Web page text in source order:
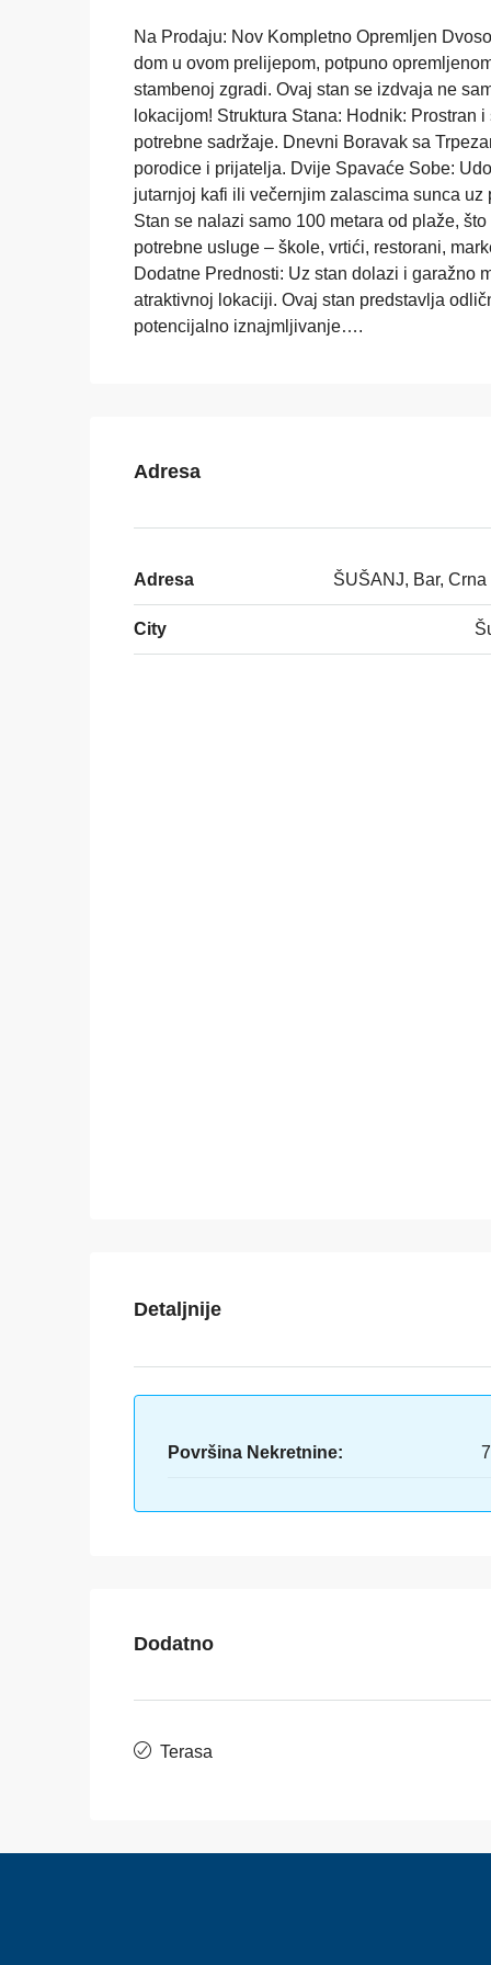
Na Prodaju: Nov Kompletno Opremljen
dom u ovom prelijepom, potpuno
stambenoj zgradi. Ovaj stan se izdvaja ne
lokacijom! Struktura Stana: Hodnik:
potrebne sadržaje. Dnevni Boravak sa
porodice i prijatelja. Dvije Spavaće Sobe:
jutarnjoj kafi ili večernjim zalascima sunca
Stan se nalazi samo 100 metara od plaže,
potrebne usluge – škole, vrtići, restorani,
Dodatne Prednosti: Uz stan dolazi i garažno
atraktivnoj lokaciji. Ovaj stan predstavlja
potencijalno iznajmljivanje….
Adresa
Adresa ŠUŠANJ, Bar, Crna
City
Detaljnije
Površina Nekretnine:
Dodatno
Terasa